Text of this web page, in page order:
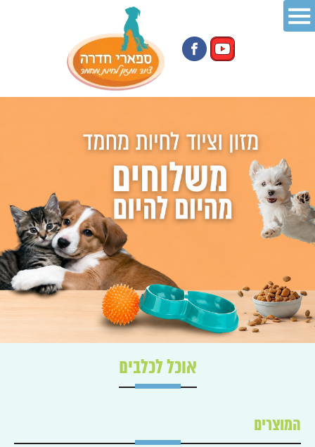
אוכל לכלבים
המוצרים